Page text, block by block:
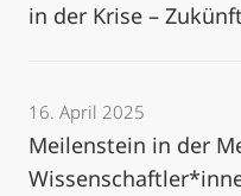
in der Krise –
16. April 2025
Meilenstein in der